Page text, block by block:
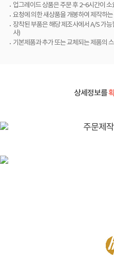
업그레이드 상품은 주문 후 2~6시간이
요청에 의한 새상품을 개봉하여 제작하
장착된 부품은 해당 제조사에서 A/S 가
사)
기본제품과 추가 또는 교체되는 제품의
상세정보를